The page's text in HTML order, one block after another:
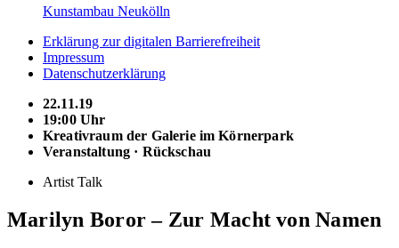
Kunstambau Neukölln
Erklärung zur digitalen Barrierefreiheit
Impressum
Datenschutzerklärung
22.11.19
19:00 Uhr
Kreativraum der Galerie im Körnerpark
Veranstaltung · Rückschau
Artist Talk
Marilyn Boror – Zur Macht von Namen